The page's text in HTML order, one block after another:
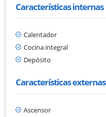
Características internas
Calentador
Cocina integral
Depósito
Características externas
Ascensor